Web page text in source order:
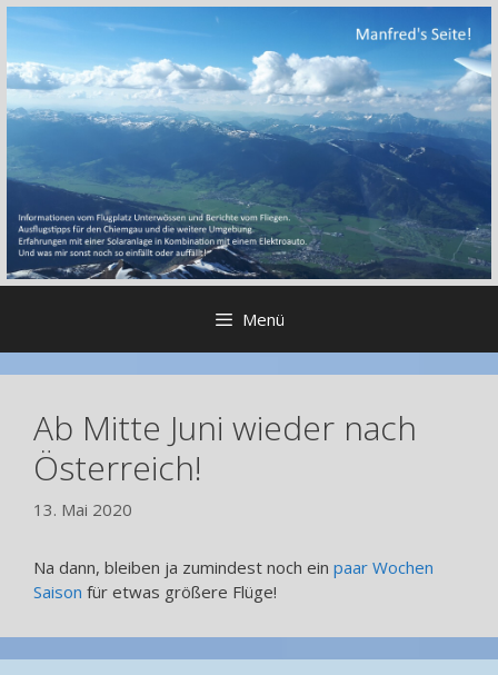
Zum
springen
Menü
Ab Mitte Juni wieder nach
Österreich!
13. Mai 2020
Na dann, bleiben ja zumindest noch ein paar Wochen
Saison für etwas größere Flüge!